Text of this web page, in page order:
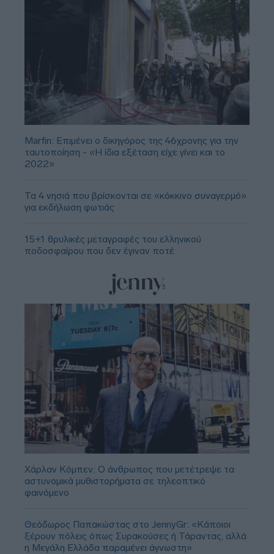
Marfin: Επιμένει ο δικηγόρος της 46χρονης για την
ταυτοποίηση - «Η ίδια εξέταση είχε γίνει και το
2022»
Τα 4 νησιά που βρίσκονται σε «κόκκινο συναγερμό»
για εκδήλωση φωτιάς
15+1 θρυλικές μεταγραφές του ελληνικού
ποδοσφαίρου που δεν έγιναν ποτέ
Χάρλαν Κόμπεν: Ο άνθρωπος που μετέτρεψε τα
αστυνομικά μυθιστορήματα σε τηλεοπτικό
φαινόμενο
Θεόδωρος Παπακώστας στο JennyGr: «Κάποιοι
ξέρουν πόλεις όπως Συρακούσες ή Τάραντας, αλλά
η Μεγάλη Ελλάδα παραμένει άγνωστη»